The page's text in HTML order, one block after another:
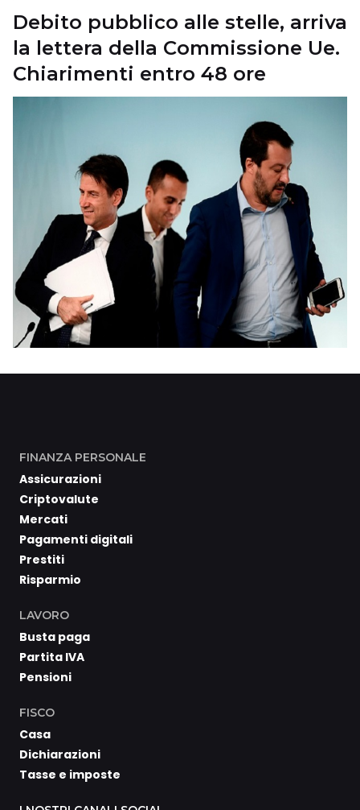
Debito pubblico alle stelle, arriva
la lettera della Commissione Ue.
Chiarimenti entro 48 ore
FINANZA PERSONALE
Assicurazioni
Criptovalute
Mercati
Pagamenti digitali
Prestiti
Risparmio
LAVORO
Busta paga
Partita IVA
Pensioni
FISCO
Casa
Dichiarazioni
Tasse e imposte